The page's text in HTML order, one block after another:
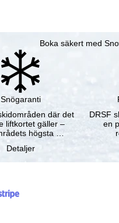
Boka säkert med
Snögaranti
där det
liftkortet gäller –
högsta …
Detaljer
DRSF
en